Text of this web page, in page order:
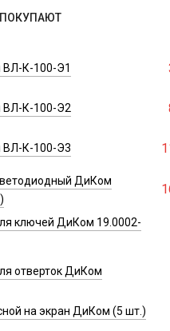
К-100-Э1
ВЛ-К-100-Э2
ВЛ-К-100-Э3
ДиКом
ключей ДиКом 19.0002-
отверток ДиКом
на экран ДиКом (5 шт.)